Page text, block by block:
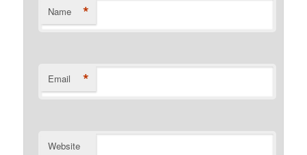
Name *
Email *
Website